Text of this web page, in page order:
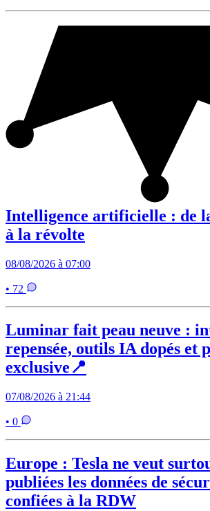
Intelligence artificielle : de
à la révolte
08/08/2026 à 07:00
• 72
Luminar fait peau neuve :
repensée, outils IA dopés et
exclusive📍
07/08/2026 à 21:44
• 0
Europe : Tesla ne veut
publiées les données de
confiées à la RDW